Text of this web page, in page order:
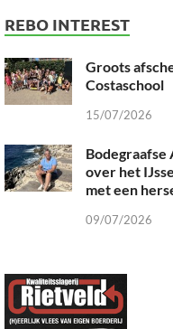
REBO INTEREST
Groots
Costaschool
15/07/2026
over het
met een
09/07/2026